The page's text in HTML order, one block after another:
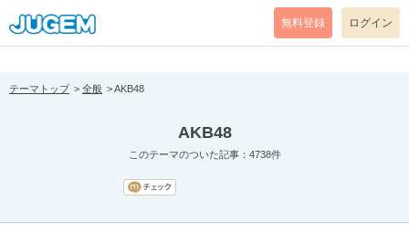
[pear_error: message="Success" code=0 mode=return level=notice
prefix="" info=""]
無料登録 ログイン
テーマトップ 全般 AKB48
AKB48
このテーマのついた記事：4738件